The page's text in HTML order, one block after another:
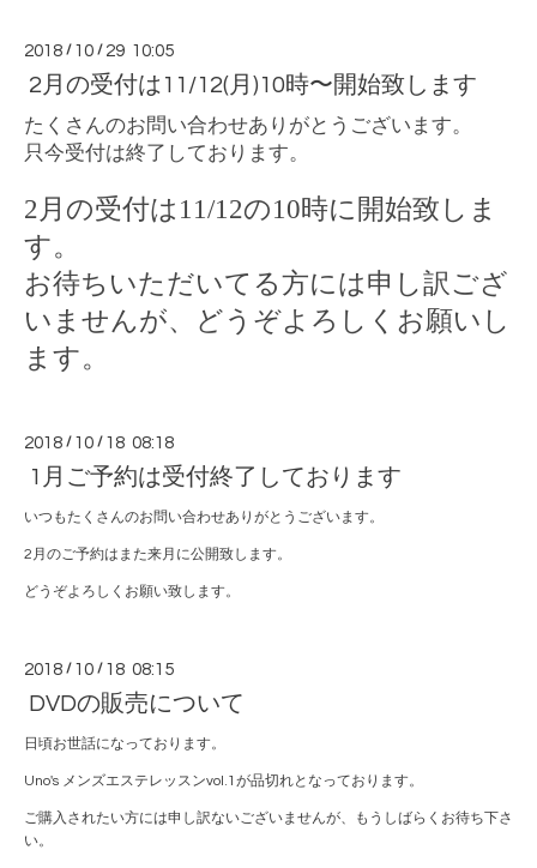
2018 / 10 / 29 10:05
2月の受付は11/12(月)10時〜開始致します
たくさんのお問い合わせありがとうございます。
只今受付は終了しております。
2 月の受付は 11/12の10時に開始致しま
す。
お待ちいただいてる方には申し訳ござ
いませんが、どうぞよろしくお願いし
ます。
2018 / 10 / 18 08:18
1月ご予約は受付終了しております
いつもたくさんのお問い合わせありがとうございます。
2月のご予約はまた来月に公開致します。
どうぞよろしくお願い致します。
2018 / 10 / 18 08:15
DVDの販売について
日頃お世話になっております。
Uno's メンズエステレッスンvol.1が品切れとなっております。
ご購入されたい方には申し訳ないございませんが、もうしばらくお待ち下さ
い。